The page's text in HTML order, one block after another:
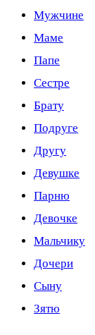
Мужчине
Маме
Папе
Сестре
Брату
Подруге
Другу
Девушке
Парню
Девочке
Мальчику
Дочери
Сыну
Зятю